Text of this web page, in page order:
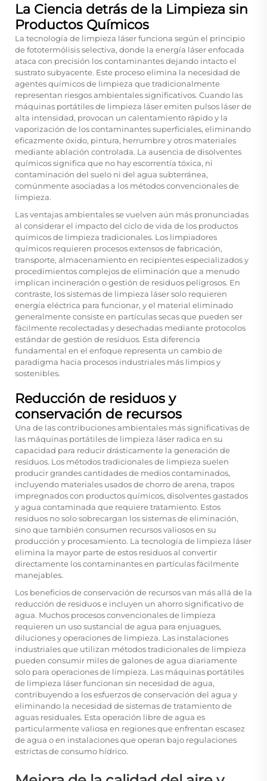
La Ciencia detrás de la Limpieza sin
Productos Químicos
La tecnología de limpieza láser funciona según el principio
de fototermólisis selectiva, donde la energía láser enfocada
ataca con precisión los contaminantes dejando intacto el
sustrato subyacente. Este proceso elimina la necesidad de
agentes químicos de limpieza que tradicionalmente
representan riesgos ambientales significativos. Cuando las
máquinas portátiles de limpieza láser emiten pulsos láser de
alta intensidad, provocan un calentamiento rápido y la
vaporización de los contaminantes superficiales, eliminando
eficazmente óxido, pintura, herrumbre y otros materiales
mediante ablación controlada. La ausencia de disolventes
químicos significa que no hay escorrentía tóxica, ni
contaminación del suelo ni del agua subterránea,
comúnmente asociadas a los métodos convencionales de
limpieza.
Las ventajas ambientales se vuelven aún más pronunciadas
al considerar el impacto del ciclo de vida de los productos
químicos de limpieza tradicionales. Los limpiadores
químicos requieren procesos extensos de fabricación,
transporte, almacenamiento en recipientes especializados y
procedimientos complejos de eliminación que a menudo
implican incineración o gestión de residuos peligrosos. En
contraste, los sistemas de limpieza láser solo requieren
energía eléctrica para funcionar, y el material eliminado
generalmente consiste en partículas secas que pueden ser
fácilmente recolectadas y desechadas mediante protocolos
estándar de gestión de residuos. Esta diferencia
fundamental en el enfoque representa un cambio de
paradigma hacia procesos industriales más limpios y
sostenibles.
Reducción de residuos y
conservación de recursos
Una de las contribuciones ambientales más significativas de
las máquinas portátiles de limpieza láser radica en su
capacidad para reducir drásticamente la generación de
residuos. Los métodos tradicionales de limpieza suelen
producir grandes cantidades de medios contaminados,
incluyendo materiales usados de chorro de arena, trapos
impregnados con productos químicos, disolventes gastados
y agua contaminada que requiere tratamiento. Estos
residuos no solo sobrecargan los sistemas de eliminación,
sino que también consumen recursos valiosos en su
producción y procesamiento. La tecnología de limpieza láser
elimina la mayor parte de estos residuos al convertir
directamente los contaminantes en partículas fácilmente
manejables.
Los beneficios de conservación de recursos van más allá de la
reducción de residuos e incluyen un ahorro significativo de
agua. Muchos procesos convencionales de limpieza
requieren un uso sustancial de agua para enjuagues,
diluciones y operaciones de limpieza. Las instalaciones
industriales que utilizan métodos tradicionales de limpieza
pueden consumir miles de galones de agua diariamente
solo para operaciones de limpieza. Las máquinas portátiles
de limpieza láser funcionan sin necesidad de agua,
contribuyendo a los esfuerzos de conservación del agua y
eliminando la necesidad de sistemas de tratamiento de
aguas residuales. Esta operación libre de agua es
particularmente valiosa en regiones que enfrentan escasez
de agua o en instalaciones que operan bajo regulaciones
estrictas de consumo hídrico.